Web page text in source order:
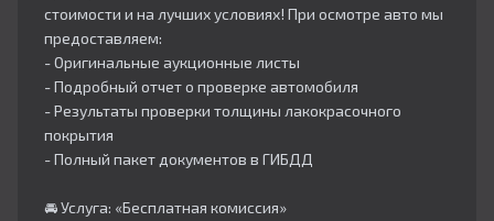
стоимости и на лучших условиях! При осмотре авто мы
предоставляем:
- Оригинальные аукционные листы
- Подробный отчет о проверке автомобиля
- Результаты проверки толщины лакокрасочного
покрытия
- Полный пакет документов в ГИБДД
🚘 Услуга: «Бесплатная комиссия»